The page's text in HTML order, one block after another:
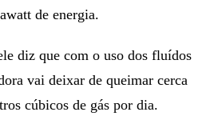
de energia.
diz que com o uso dos fluídos
vai deixar de queimar cerca
cúbicos de gás por dia.